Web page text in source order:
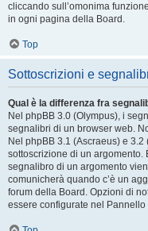
cliccando sull’omonima
in ogni pagina della Board.
Top
Sottoscrizioni e
Qual è la differenza fra
Nel phpBB 3.0 (Olympus), i
segnalibri di un browser web.
Nel phpBB 3.1 (Ascraeus) e
sottoscrizione di un
segnalibro di un argomento
comunicherà quando c’è un
forum della Board. Opzioni di
essere configurate nel Pannello